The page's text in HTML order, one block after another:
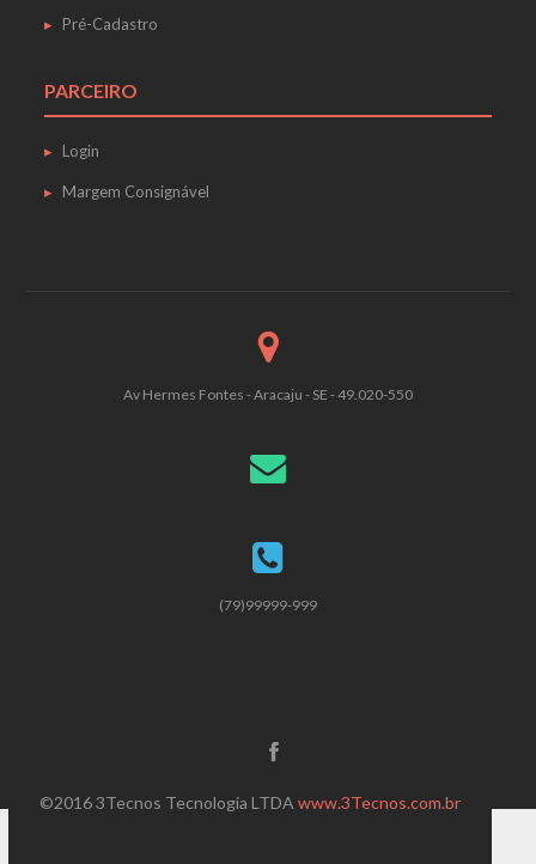
Pré-Cadastro
PARCEIRO
Login
Margem Consignável
Av Hermes Fontes - Aracaju - SE - 49.020-550
(79)99999-999
©2016 3Tecnos Tecnologia LTDA www.3Tecnos.com.br